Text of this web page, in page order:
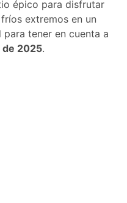
épico para disfrutar
extremos en un
tener en cuenta a
2025.